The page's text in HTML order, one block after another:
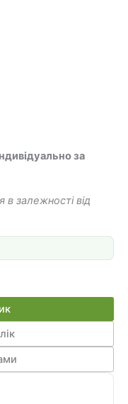
за
залежності від